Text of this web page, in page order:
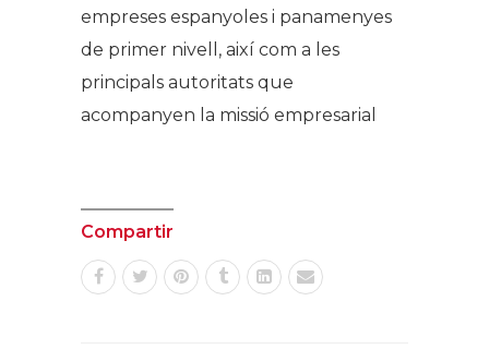
empreses espanyoles i panamenyes
de primer nivell, així com a les
principals autoritats que
acompanyen la missió empresarial
Compartir